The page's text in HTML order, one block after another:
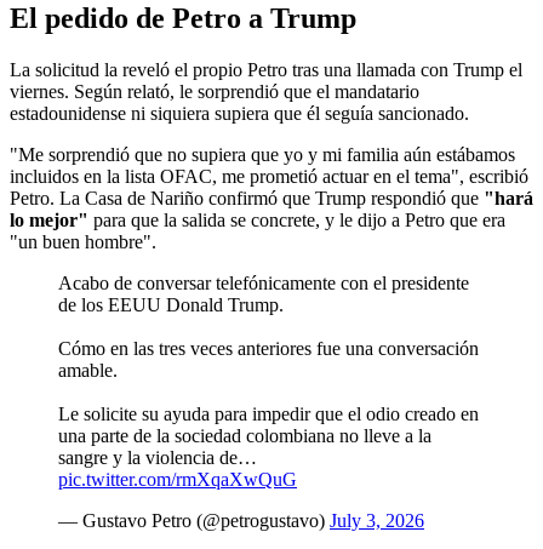
El pedido de Petro a Trump
La solicitud la reveló el propio Petro tras una llamada con Trump el
viernes. Según relató, le sorprendió que el mandatario
estadounidense ni siquiera supiera que él seguía sancionado.
"Me sorprendió que no supiera que yo y mi familia aún estábamos
incluidos en la lista OFAC, me prometió actuar en el tema", escribió
Petro. La Casa de Nariño confirmó que Trump respondió que "hará
lo mejor" para que la salida se concrete, y le dijo a Petro que era
"un buen hombre".
Acabo de conversar telefónicamente con el presidente
de los EEUU Donald Trump.
Cómo en las tres veces anteriores fue una conversación
amable.
Le solicite su ayuda para impedir que el odio creado en
una parte de la sociedad colombiana no lleve a la
sangre y la violencia de…
pic.twitter.com/rmXqaXwQuG
— Gustavo Petro (@petrogustavo) July 3, 2026